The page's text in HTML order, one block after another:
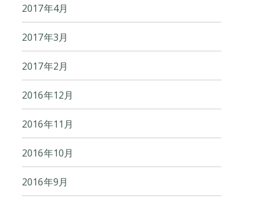
2017年4月
2017年3月
2017年2月
2016年12月
2016年11月
2016年10月
2016年9月